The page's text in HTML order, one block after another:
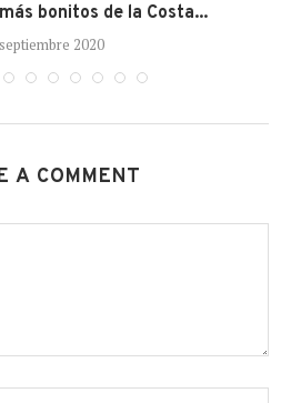
bonitos de la Costa...
2020
A COMMENT